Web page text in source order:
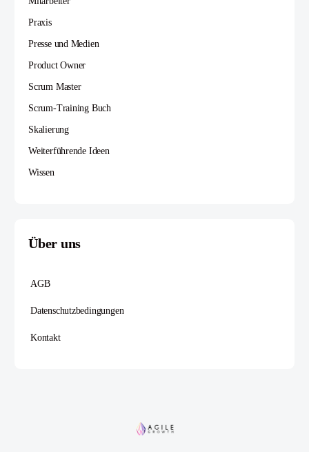
Praxis
Presse und Medien
Product Owner
Scrum Master
Scrum-Training Buch
Skalierung
Weiterführende Ideen
Wissen
Über uns
AGB
Datenschutzbedingungen
Kontakt